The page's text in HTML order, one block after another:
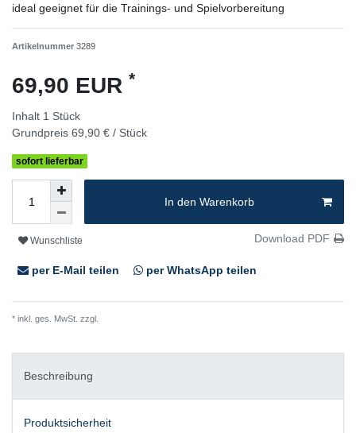
ideal geeignet für die Trainings- und Spielvorbereitung
Artikelnummer 3289
69,90 EUR *
Inhalt 1 Stück
Grundpreis 69,90 € / Stück
sofort lieferbar
In den Warenkorb
Wunschliste Download PDF
per E-Mail teilen per WhatsApp teilen
* inkl. ges. MwSt. zzgl.
Beschreibung
Produktsicherheit